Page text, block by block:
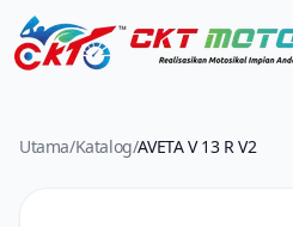
Utama/Katalog/AVETA V 13 R V2